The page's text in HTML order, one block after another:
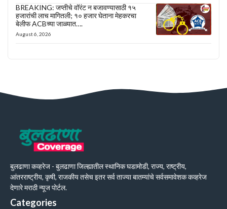
BREAKING: जप्तीचे वॉरंट न बजावण्यासाठी १५
हजारांची लाच मागितली; १० हजार घेताना मेहकरचा
बेलीफ ACBच्या जाळ्यात….
August 6, 2026
बुलढाणा कव्हरेज - बुलढाणा जिल्ह्यातील स्थानिक घडामोडी, राज्य, राष्ट्रीय,
आंतरराष्ट्रीय, कृषी, राजकीय तसेच इतर सर्व ताज्या बातम्यांचे सर्वसमावेशक कव्हरेज
देणारे मराठी न्यूज पोर्टल.
Categories